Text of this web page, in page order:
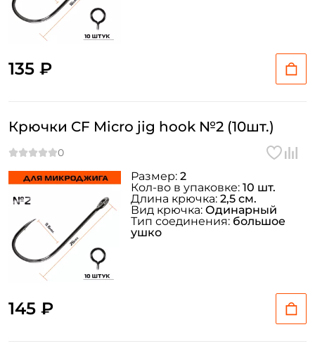
135 ₽
Крючки CF Micro jig hook №2 (10шт.)
145 ₽
Размер: 2
Кол-во в упаковке: 10 шт.
Длина крючка: 2,5 см.
Вид крючка: Одинарный
Тип соединения: большое
ушко